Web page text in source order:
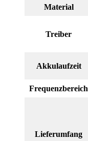
Material
Treiber
Akkulaufzeit
Frequenzbereich
Lieferumfang